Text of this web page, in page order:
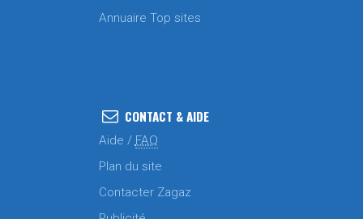
Annuaire Top sites
CONTACT & AIDE
Aide / FAQ
Plan du site
Contacter Zagaz